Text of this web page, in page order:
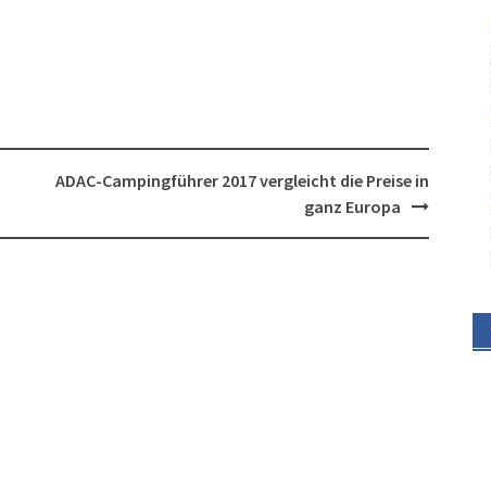
ADAC-Campingführer 2017 vergleicht die Preise in
ganz Europa